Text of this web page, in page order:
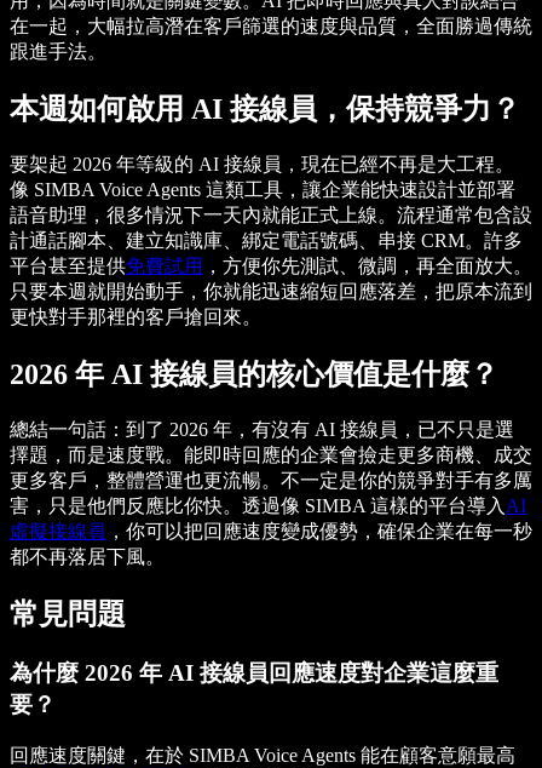
在一起，大幅拉高潛在客戶篩選的速度與品質，全面勝過傳統
跟進手法。
本週如何啟用 AI 接線員，保持競爭力？
要架起 2026 年等級的 AI 接線員，現在已經不再是大工程。
像 SIMBA Voice Agents 這類工具，讓企業能快速設計並部署
語音助理，很多情況下一天內就能正式上線。流程通常包含設
計通話腳本、建立知識庫、綁定電話號碼、串接 CRM。許多
平台甚至提供免費試用 ，方便你先測試、微調，再全面放大。
只要本週就開始動手，你就能迅速縮短回應落差，把原本流到
更快對手那裡的客戶搶回來。
2026 年 AI 接線員的核心價值是什麼？
總結一句話：到了 2026 年，有沒有 AI 接線員，已不只是選
擇題，而是速度戰。能即時回應的企業會撿走更多商機、成交
更多客戶，整體營運也更流暢。不一定是你的競爭對手有多厲
害，只是他們反應比你快。透過像 SIMBA 這樣的平台導入 AI
虛擬接線員 ，你可以把回應速度變成優勢，確保企業在每一秒
都不再落居下風。
常見問題
為什麼 2026 年 AI 接線員回應速度對企業這麼重
要？
回應速度關鍵，在於 SIMBA Voice Agents 能在顧客意願最高